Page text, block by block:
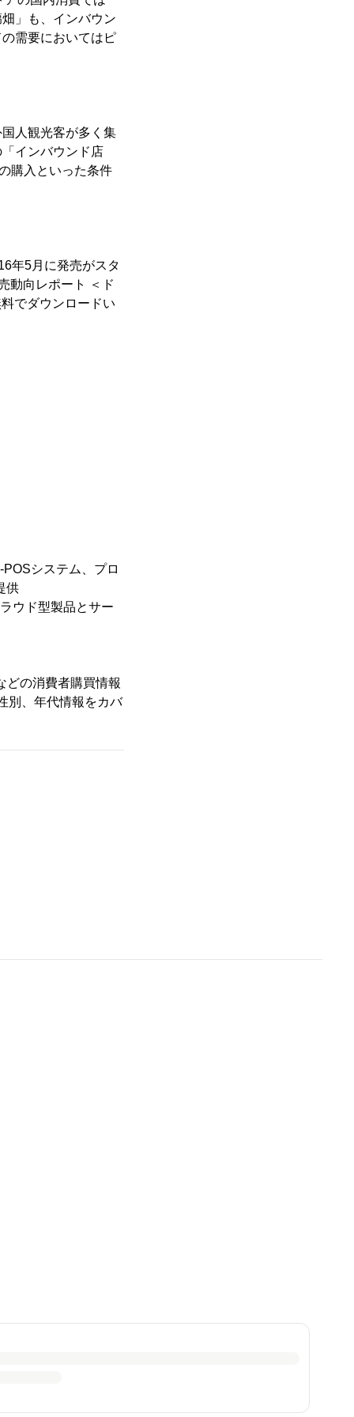
」も、インバウン
需要においてはピ
人観光客が多く集
インバウンド店
購入といった条件
年5月に発売がスタ
動向レポート ＜ド
でダウンロードい
システム、プロ
供
ウド型製品とサー
どの消費者購買情報
別、年代情報をカバ